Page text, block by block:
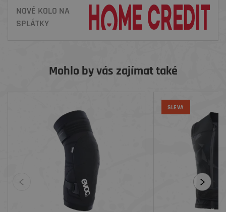
NOVÉ KOLO NA
SPLÁTKY
Mohlo by vás zajímat také
SLEVA